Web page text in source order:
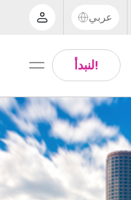
UK - +44
US
عربي
Arabic
English
Thai
!لنبدأ